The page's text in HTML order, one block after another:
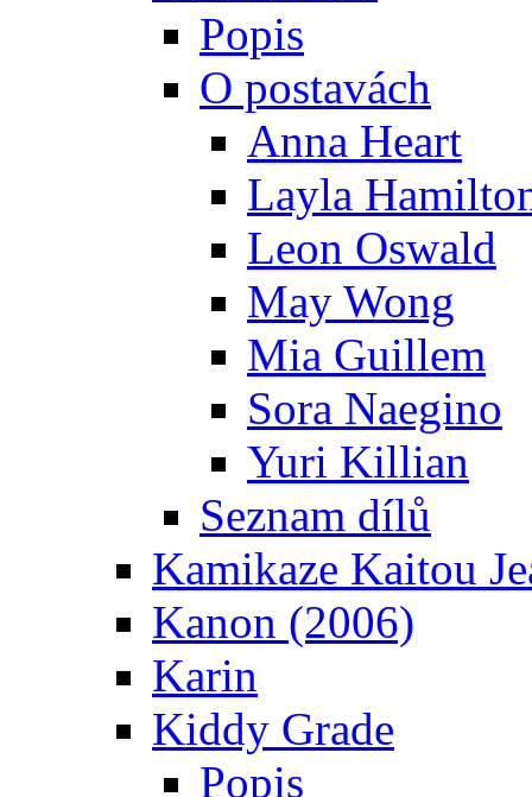
Popis
O postavách
Anna Heart
Layla
Leon Oswald
May Wong
Mia Guillem
Sora Naegino
Yuri Killian
Seznam dílů
Kamikaze Kaitou
Kanon (2006)
Karin
Kiddy Grade
Popis